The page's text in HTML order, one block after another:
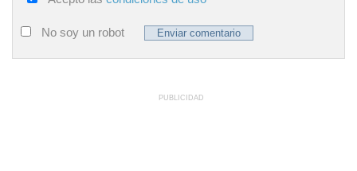
No soy un robot
PUBLICIDAD